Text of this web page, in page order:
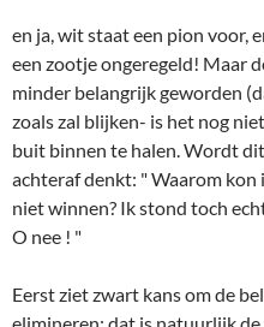
O nee ! "
Eerst ziet zwart kans om de
elimineren: dat is natuurlijk
dat niet erg is want hij krijgt
terug, en zo heeft hij in zijn d-
meer, en dat is ook weer een
niet om die pion te laten